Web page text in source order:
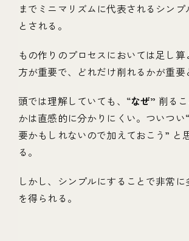
までミニマリズムに代表されるシンプ
とされる。
もの作りのプロセスにおいては足し
方が重要で、どれだけ削れるかが重要
頭では理解していても、“なぜ” 削る
かは直感的に分かりにくい。ついつい
要かもしれないので加えておこう” と
る。
しかし、シンプルにすることで非常
を得られる。